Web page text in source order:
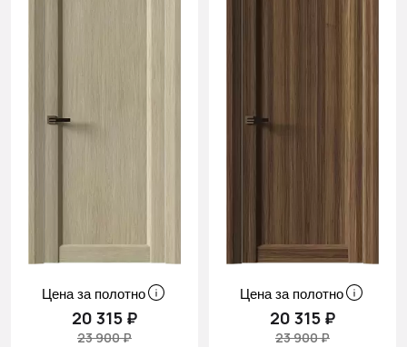
Цена за полотно
20 315 ₽
23 900 ₽
Цена за полотно
20 315 ₽
23 900 ₽